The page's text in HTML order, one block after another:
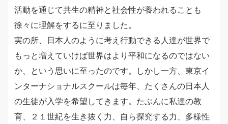
活動を通じて共生の精神と社会性が養われることも
徐々に理解をするに至りました。
実の所、日本人のように考え行動できる人達が世界で
もっと増えていけば世界はより平和になるのではない
か、という思いに至ったのです。しかし一方、東京イ
ンターナショナルスクールは毎年、たくさんの日本人
の生徒が入学を希望してきます。たぶんに私達の教
育、２１世紀を生き抜く力、自ら探究する力、多様性